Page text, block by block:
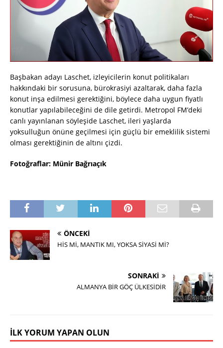
Başbakan adayı Laschet, izleyicilerin konut politikaları
hakkındaki bir sorusuna, bürokrasiyi azaltarak, daha fazla
konut inşa edilmesi gerektiğini, böylece daha uygun fiyatlı
konutlar yapılabileceğini de dile getirdi. Metropol FM’deki
canlı yayınlanan söyleşide Laschet, ileri yaşlarda
yoksulluğun önüne geçilmesi için güçlü bir emeklilik sistemi
olması gerektiğinin de altını çizdi.
Fotoğraflar: Münir Bağrıaçık
ÖNCEKI
HİS Mİ, MANTIK MI, YOKSA SİYASİ Mİ?
SONRAKI
ALMANYA BİR GÖÇ ÜLKESİDİR
İLK YORUM YAPAN OLUN